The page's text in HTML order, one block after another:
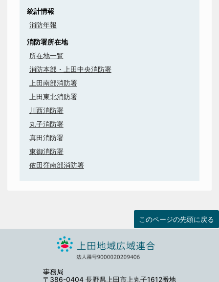
統計情報
消防年報
消防署所在地
所在地一覧
消防本部・上田中央消防署
上田南部消防署
上田東北消防署
川西消防署
丸子消防署
真田消防署
東御消防署
依田窪南部消防署
このページの先頭に戻る
事務局
〒386-0404 長野県上田市上丸子1612番地